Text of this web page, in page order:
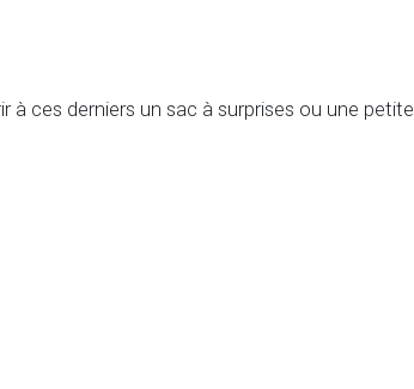
à ces derniers un sac à surprises ou une petite